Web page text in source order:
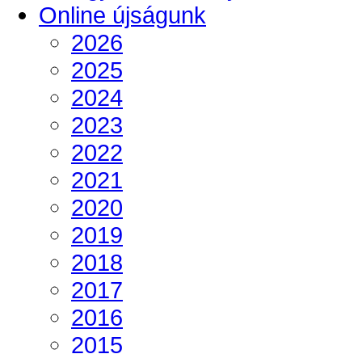
Online újságunk
2026
2025
2024
2023
2022
2021
2020
2019
2018
2017
2016
2015